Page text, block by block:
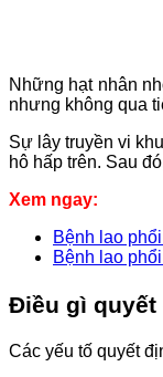
Những hạt nhân
nhưng không qua
Sự lây truyền vi
hô hấp trên. Sau
Xem ngay:
Bệnh lao
Bệnh lao
Điều gì quyết
Các yếu tố quyết